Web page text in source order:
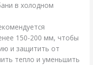
в холодном
150-200 мм, чтобы
и защитить от
тепло и уменьшить